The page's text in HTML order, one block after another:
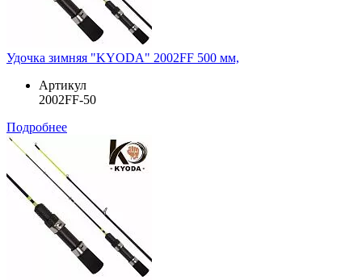
Удочка зимняя "KYODA" 2002FF 500 мм,
Артикул
2002FF-50
Подробнее